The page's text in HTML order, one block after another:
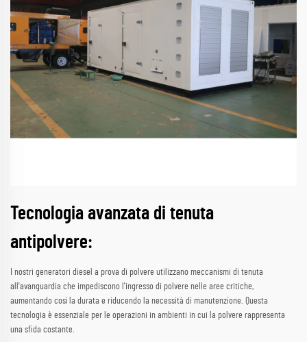
Tecnologia avanzata di tenuta
antipolvere:
I nostri generatori diesel a prova di polvere utilizzano meccanismi di tenuta
all'avanguardia che impediscono l'ingresso di polvere nelle aree critiche,
aumentando così la durata e riducendo la necessità di manutenzione. Questa
tecnologia è essenziale per le operazioni in ambienti in cui la polvere rappresenta
una sfida costante.